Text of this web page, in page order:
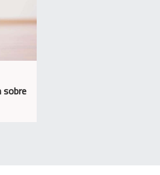
sobre